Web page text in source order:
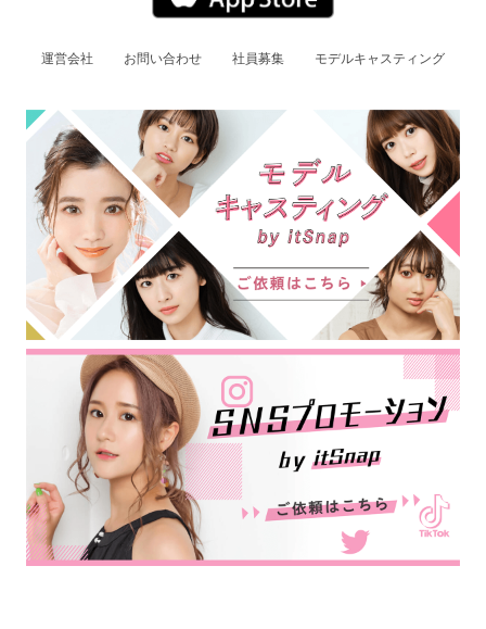
運営会社 お問い合わせ 社員募集 モデルキャスティング